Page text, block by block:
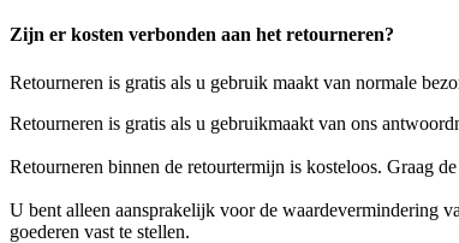
Zijn er kosten verbonden aan het retourneren?
Retourneren is gratis als u gebruik maakt van normale
Retourneren is gratis als u gebruikmaakt van ons
Retourneren binnen de retourtermijn is kosteloos. Graag
U bent alleen aansprakelijk voor de waardevermindering
goederen vast te stellen.